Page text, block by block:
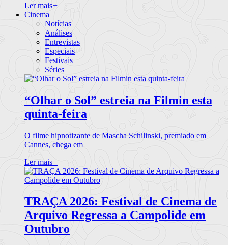
Ler mais+
Cinema
Notícias
Análises
Entrevistas
Especiais
Festivais
Séries
“Olhar o Sol” estreia na Filmin esta
quinta-feira
O filme hipnotizante de Mascha Schilinski, premiado em
Cannes, chega em
Ler mais+
TRAÇA 2026: Festival de Cinema de
Arquivo Regressa a Campolide em
Outubro